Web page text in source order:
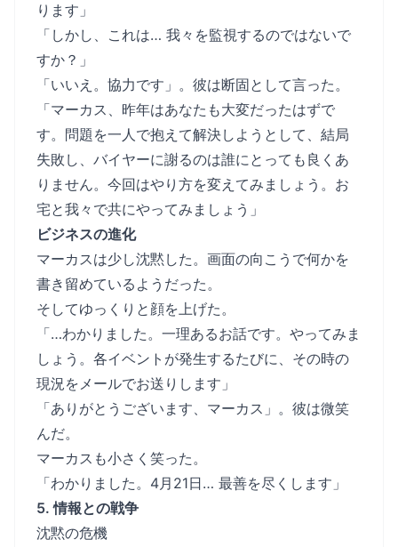
ります」
「しかし、これは… 我々を監視するのではないで
すか？」
「いいえ。協力です」。彼は断固として言った。
「マーカス、昨年はあなたも大変だったはずで
す。問題を一人で抱えて解決しようとして、結局
失敗し、バイヤーに謝るのは誰にとっても良くあ
りません。今回はやり方を変えてみましょう。お
宅と我々で共にやってみましょう」
ビジネスの進化
マーカスは少し沈黙した。画面の向こうで何かを
書き留めているようだった。
そしてゆっくりと顔を上げた。
「…わかりました。一理あるお話です。やってみま
しょう。各イベントが発生するたびに、その時の
現況をメールでお送りします」
「ありがとうございます、マーカス」。彼は微笑
んだ。
マーカスも小さく笑った。
「わかりました。4月21日… 最善を尽くします」
5. 情報との戦争
沈黙の危機